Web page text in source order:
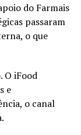
do Farmais
passaram
o que
O iFood
e
o canal